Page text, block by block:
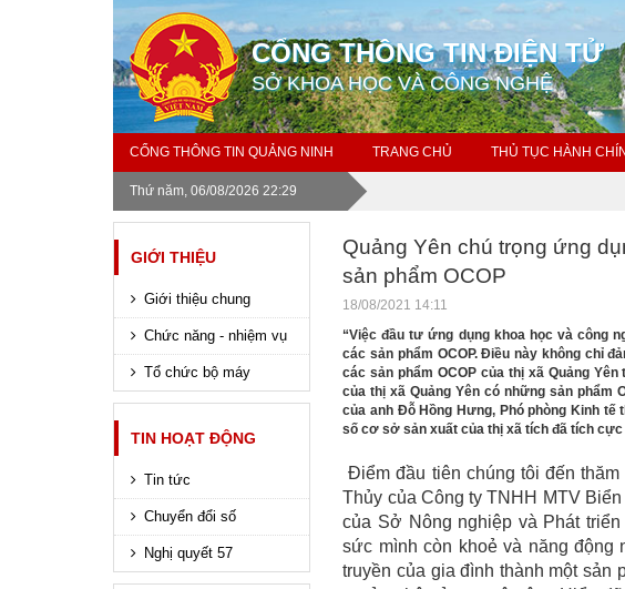
CỔNG THÔNG TIN ĐIỆN TỬ
SỞ KHOA HỌC VÀ CÔNG NGHỆ
CỔNG THÔNG TIN QUẢNG NINH TRANG CHỦ THỦ TỤC HÀNH
Thứ năm, 06/08/2026 22:29
GIỚI THIỆU
Giới thiệu chung
Chức năng - nhiệm vụ
Tổ chức bộ máy
TIN HOẠT ĐỘNG
Tin tức
Chuyển đổi số
Nghị quyết 57
Quảng Yên chú trọng ứng
sản phẩm OCOP
18/08/2021 14:11
“Việc đầu tư ứng dụng khoa học và công
các sản phẩm OCOP. Điều này không chỉ
các sản phẩm OCOP của thị xã Quảng
của thị xã Quảng Yên có những sản
của anh Đỗ Hồng Hưng, Phó phòng Kinh
số cơ sở sản xuất của thị xã tích đã tích
Điểm đầu tiên chúng tôi đến
Thủy của Công ty TNHH MTV
của Sở Nông nghiệp và Phát
sức mình còn khoẻ và năng động
truyền của gia đình thành một